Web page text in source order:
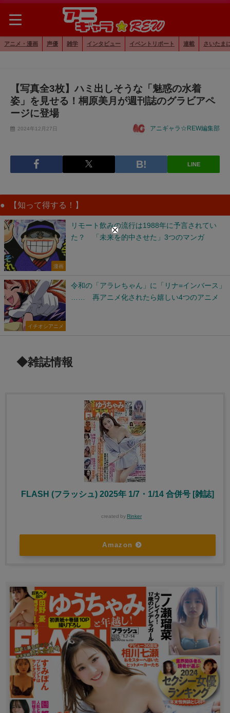
アニメ・漫画 声優 雑学 インタビュー イベントリポート 連載 さいたま
【写真全3枚】ハミ出しそうな「魅惑の水着
姿」を見せる！桐原美月が週刊誌のグラビアペ
ージに登場
2024年12月27日 アニギャラ☆REW編集部
LINE
【知って得する！】
漫画
リモート飲みの流行は1988年に予言されてい
た？ 「未来を的中させた」3つのマンガ
イチオシアニメ
令和の「アラレちゃん」に「リナ=インバース」
…… 再アニメ化されたら嬉しい4つのアニメ
◆雑誌情報
FLASH (フラッシュ) 2025年 1/7・1/14 合併号 [雑誌]
created by Rinker
Amazon